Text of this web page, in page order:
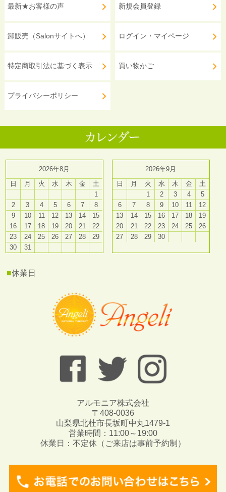
最新★お客様の声
卸販売（Salonサイトへ）
特定商取引法に基づく表示
プライバシーポリシー
新規会員登録
ログイン・マイページ
買い物かご
2026年8月
日
月 火 水 木 金
土
1
2
3 4 5 6 7
8
9
10 11 12 13 14
15
16
17 18 19 20 21
22
23
24 25 26 27 28
29
30
31
2026年9月
日
月 火 水 木 金
土
1
2 3 4
5
6
7 8 9 10 11
12
13
14 15 16 17 18
19
20
21 22 23 24 25
26
27
28 29 30
■休業日
アルモニア株式会社
〒408-0036
山梨県北杜市長坂町中丸1479-1
営業時間：11:00～19:00
休業日：不定休（ご来店は事前予約制）